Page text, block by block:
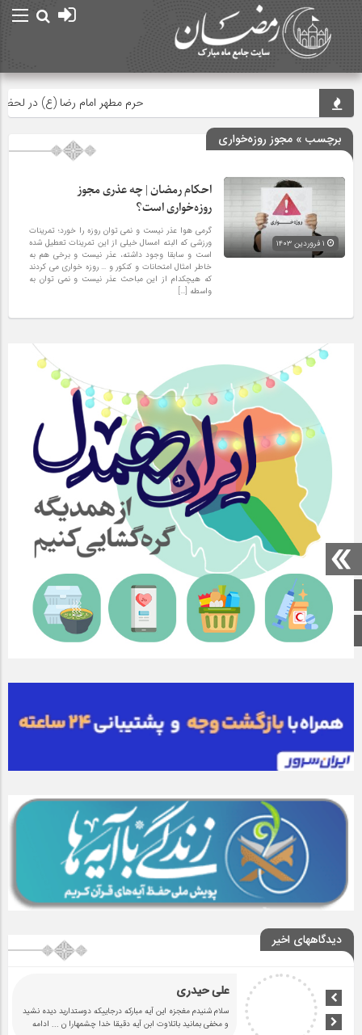
صفحه اصلی
اینستاگرام
حرم مطهر امام رضا (ع) در لحظه
برچسب » مجوز روزه‌خواری
احکام رمضان | چه عذری مجوز
روزه‌خواری است؟
گرمی هوا عذر نیست و نمی توان روزه را خورد؛ تمرینات
ورزشی که البته امسال خیلی از این تمرینات تعطیل شده
است و سابقا وجود داشته، عذر نیست و برخی هم به
خاطر امثال امتحانات و کنکور و … روزه خواری می کردند
که هیچکدام از این مباحث عذر نیست و نمی توان به
واسطه […]
دیدگاههای اخیر
علی حیدری
سلام شنیدم مغجزه این آیه مبارکه درجاییکه دوستدارید دیده نشید
و مخفی بمانید باتلاوت ابن آیه دقیقا خدا چشمهارا ن ... ادامه